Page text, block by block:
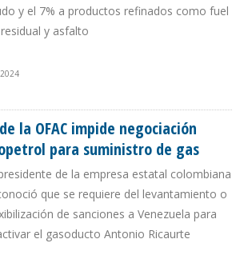
y el 7% a productos refinados como fuel
y asfalto
la OFAC impide negociación
para suministro de gas
de la empresa estatal colombiana
que se requiere del levantamiento o
de sanciones a Venezuela para
el gasoducto Antonio Ricaurte